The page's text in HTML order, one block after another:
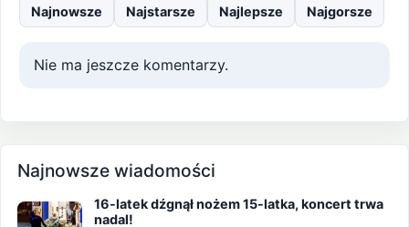
Najnowsze Najstarsze Najlepsze Najgorsze
Nie ma jeszcze komentarzy.
Najnowsze wiadomości
16-latek dźgnął nożem 15-latka, koncert trwa
nadal!